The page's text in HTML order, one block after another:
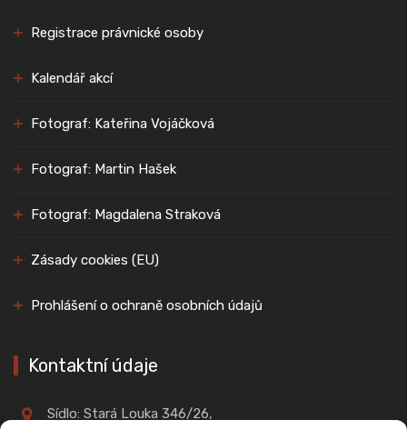
Registrace právnické osoby
Kalendář akcí
Fotograf: Kateřina Vojáčková
Fotograf: Martin Hašek
Fotograf: Magdalena Straková
Zásady cookies (EU)
Prohlášení o ochraně osobních údajů
Kontaktní údaje
Sídlo: Stará Louka 346/26,